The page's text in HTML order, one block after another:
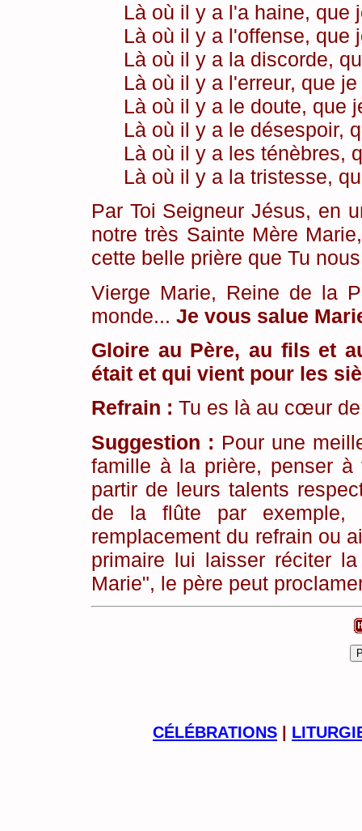
Là où il y a l'a haine, que
Là où il y a l'offense, que
Là où il y a la discorde,
Là où il y a l'erreur, que
Là où il y a le doute, que
Là où il y a le désespoir,
Là où il y a les ténèbres,
Là où il y a la tristesse,
Par Toi Seigneur Jésus, en
notre très Sainte Mère
cette belle prière que Tu
Vierge Marie, Reine de la
monde... Je vous salue
Gloire au Père, au fils et
était et qui vient pour les
Refrain : Tu es là au cœur
Suggestion : Pour une
famille à la prière, penser
partir de leurs talents
de la flûte par
remplacement du refrain ou
primaire lui laisser réciter
Marie", le père peut
CÉLÉBRATIONS |